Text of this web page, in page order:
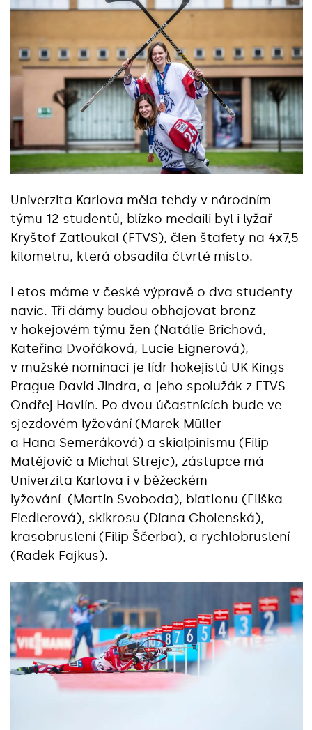
Univerzita Karlova měla tehdy v národním
týmu 12 studentů, blízko medaili byl i lyžař
Kryštof Zatloukal (FTVS), člen štafety na 4x7,5
kilometru, která obsadila čtvrté místo.
Letos máme v české výpravě o dva studenty
navíc. Tři dámy budou obhajovat bronz
v hokejovém týmu žen (Natálie Brichová,
Kateřina Dvořáková, Lucie Eignerová),
v mužské nominaci je lídr hokejistů UK Kings
Prague David Jindra, a jeho spolužák z FTVS
Ondřej Havlín. Po dvou účastnících bude ve
sjezdovém lyžování (Marek Müller
a Hana Semeráková) a skialpinismu (Filip
Matějovič a Michal Strejc), zástupce má
Univerzita Karlova i v běžeckém
lyžování (Martin Svoboda), biatlonu (Eliška
Fiedlerová), skikrosu (Diana Cholenská),
krasobruslení (Filip Ščerba), a rychlobruslení
(Radek Fajkus).